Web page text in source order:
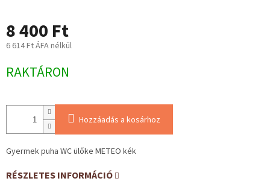
8 400 Ft
6 614 Ft ÁFA nélkül
Egységár:
RAKTÁRON
Hozzáadás a kosárhoz
Gyermek puha WC ülőke METEO kék
RÉSZLETES INFORMÁCIÓ